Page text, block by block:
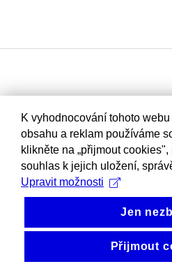
K vyhodnocování tohoto
obsahu a reklam používáme
klikněte na „přijmout
souhlas k jejich uložení,
Upravit možnosti
Jen
Přijmout